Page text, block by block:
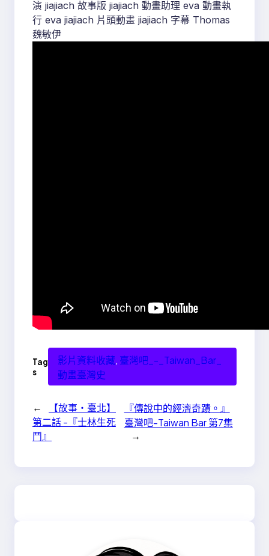
演 jiajiach 故事版 jiajiach 動畫助理 eva 動畫執
行 eva jiajiach 片頭動畫 jiajiach 字幕 Thomas
魏敏伊
Tag
s
影片資料收藏, 臺灣吧_-_Taiwan_Bar_
動畫臺灣史
←
【故事・臺北】
第二話 -『士林生死
鬥』
『傳說中的經濟奇蹟。』
臺灣吧-Taiwan Bar 第7集
→